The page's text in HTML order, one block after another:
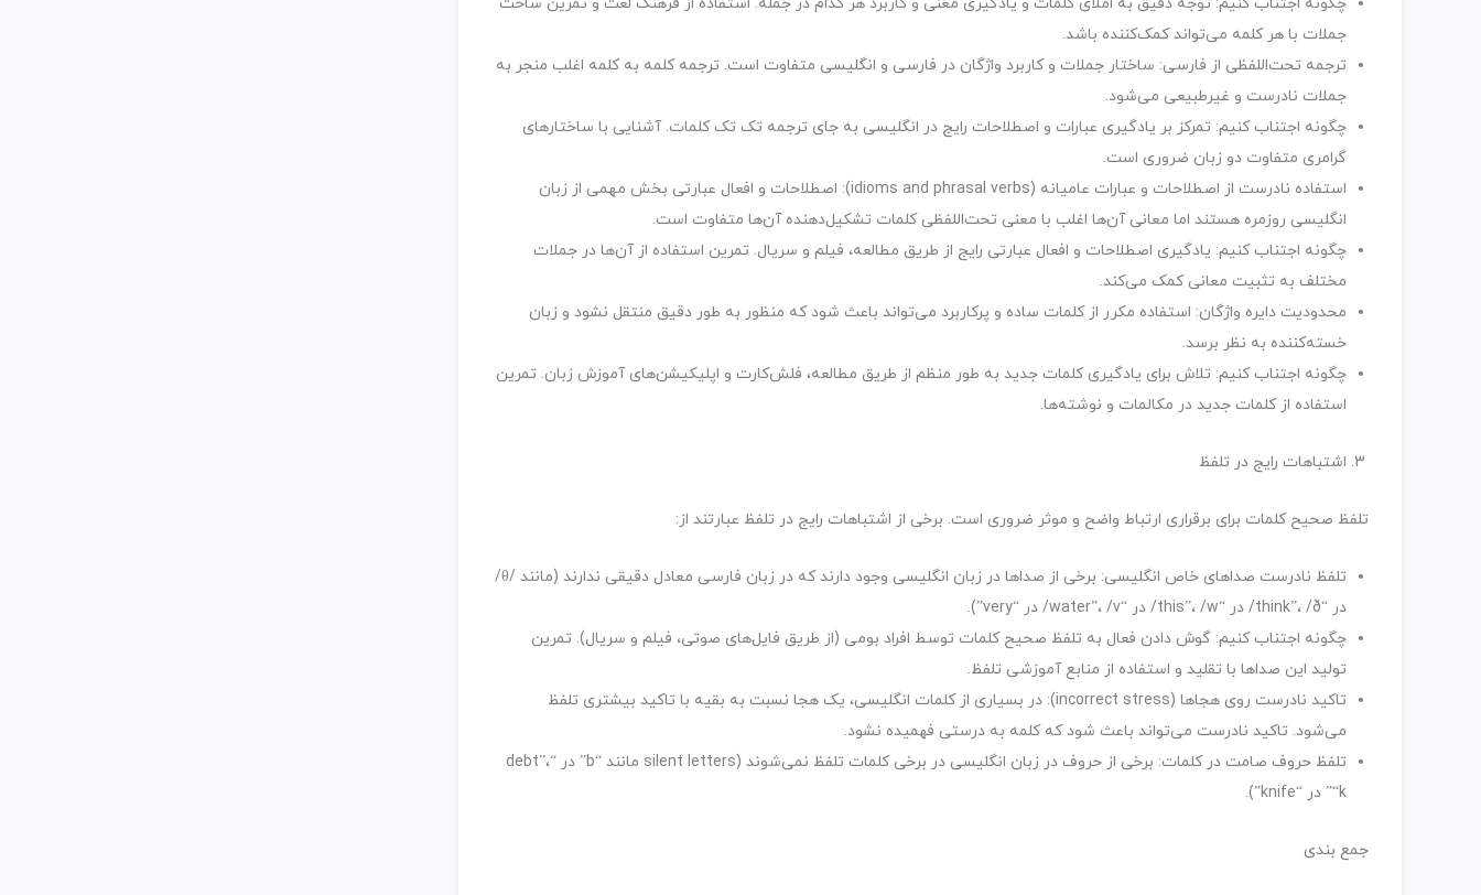
جملات با هر کلمه می‌تواند کمک‌کننده باشد.
ترجمه تحت‌اللفظی از فارسی: ساختار جملات و کاربرد واژگان در فارسی و انگلیسی متفاوت است. ترجمه کلمه به کلمه اغلب منجر به
جملات نادرست و غیرطبیعی می‌شود.
چگونه اجتناب کنیم: تمرکز بر یادگیری عبارات و اصطلاحات رایج در انگلیسی به جای ترجمه تک تک کلمات. آشنایی با ساختارهای
گرامری متفاوت دو زبان ضروری است.
استفاده نادرست از اصطلاحات و عبارات عامیانه (idioms and phrasal verbs): اصطلاحات و افعال عبارتی بخش مهمی از زبان
انگلیسی روزمره هستند اما معانی آن‌ها اغلب با معنی تحت‌اللفظی کلمات تشکیل‌دهنده آن‌ها متفاوت است.
چگونه اجتناب کنیم: یادگیری اصطلاحات و افعال عبارتی رایج از طریق مطالعه، فیلم و سریال. تمرین استفاده از آن‌ها در جملات
مختلف به تثبیت معانی کمک می‌کند.
محدودیت دایره واژگان: استفاده مکرر از کلمات ساده و پرکاربرد می‌تواند باعث شود که منظور به طور دقیق منتقل نشود و زبان
خسته‌کننده به نظر برسد.
چگونه اجتناب کنیم: تلاش برای یادگیری کلمات جدید به طور منظم از طریق مطالعه، فلش‌کارت و اپلیکیشن‌های آموزش زبان. تمرین
استفاده از کلمات جدید در مکالمات و نوشته‌ها.
اشتباهات رایج در تلفظ
تلفظ صحیح کلمات برای برقراری ارتباط واضح و موثر ضروری است. برخی از اشتباهات رایج در تلفظ عبارتند از:
تلفظ نادرست صداهای خاص انگلیسی: برخی از صداها در زبان انگلیسی وجود دارند که در زبان فارسی معادل دقیقی ندارند (مانند /θ/
در “think”، /ð/ در “this”، /w/ در “water”، /v/ در “very”).
چگونه اجتناب کنیم: گوش دادن فعال به تلفظ صحیح کلمات توسط افراد بومی (از طریق فایل‌های صوتی، فیلم و سریال). تمرین
تولید این صداها با تقلید و استفاده از منابع آموزشی تلفظ.
تاکید نادرست روی هجاها (incorrect stress): در بسیاری از کلمات انگلیسی، یک هجا نسبت به بقیه با تاکید بیشتری تلفظ
می‌شود. تاکید نادرست می‌تواند باعث شود که کلمه به درستی فهمیده نشود.
تلفظ حروف صامت در کلمات: برخی از حروف در زبان انگلیسی در برخی کلمات تلفظ نمی‌شوند (silent letters مانند “b” در “debt”،
“k” در “knife”).
جمع بندی